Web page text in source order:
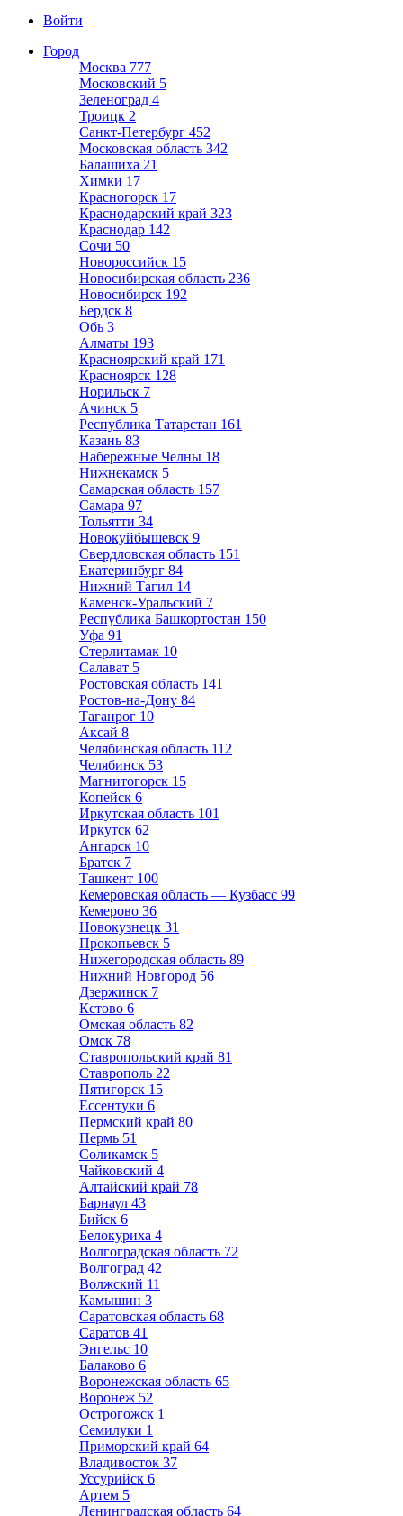
Войти
Город
Москва 777
Московский 5
Зеленоград 4
Троицк 2
Санкт-Петербург 452
Московская область 342
Балашиха 21
Химки 17
Красногорск 17
Краснодарский край 323
Краснодар 142
Сочи 50
Новороссийск 15
Новосибирская область 236
Новосибирск 192
Бердск 8
Обь 3
Алматы 193
Красноярский край 171
Красноярск 128
Норильск 7
Ачинск 5
Республика Татарстан 161
Казань 83
Набережные Челны 18
Нижнекамск 5
Самарская область 157
Самара 97
Тольятти 34
Новокуйбышевск 9
Свердловская область 151
Екатеринбург 84
Нижний Тагил 14
Каменск-Уральский 7
Республика Башкортостан 150
Уфа 91
Стерлитамак 10
Салават 5
Ростовская область 141
Ростов-на-Дону 84
Таганрог 10
Аксай 8
Челябинская область 112
Челябинск 53
Магнитогорск 15
Копейск 6
Иркутская область 101
Иркутск 62
Ангарск 10
Братск 7
Ташкент 100
Кемеровская область — Кузбасс 99
Кемерово 36
Новокузнецк 31
Прокопьевск 5
Нижегородская область 89
Нижний Новгород 56
Дзержинск 7
Кстово 6
Омская область 82
Омск 78
Ставропольский край 81
Ставрополь 22
Пятигорск 15
Ессентуки 6
Пермский край 80
Пермь 51
Соликамск 5
Чайковский 4
Алтайский край 78
Барнаул 43
Бийск 6
Белокуриха 4
Волгоградская область 72
Волгоград 42
Волжский 11
Камышин 3
Саратовская область 68
Саратов 41
Энгельс 10
Балаково 6
Воронежская область 65
Воронеж 52
Острогожск 1
Семилуки 1
Приморский край 64
Владивосток 37
Уссурийск 6
Артем 5
Ленинградская область 64